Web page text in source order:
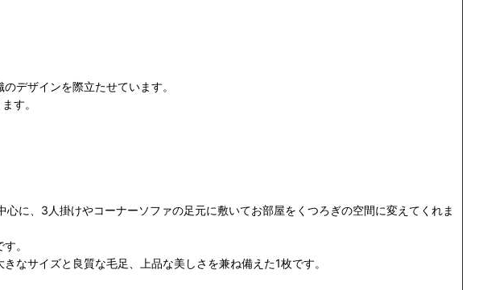
デザインを際立たせています。
す。
に、3人掛けやコーナーソファの足元に敷いてお部屋をくつろぎの空間に変えてくれま
。
なサイズと良質な毛足、上品な美しさを兼ね備えた1枚です。